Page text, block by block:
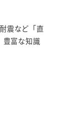
震など「直
豊富な知識